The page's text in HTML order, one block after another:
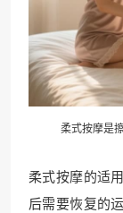
柔式按摩是
柔式按摩的适
后需要恢复的